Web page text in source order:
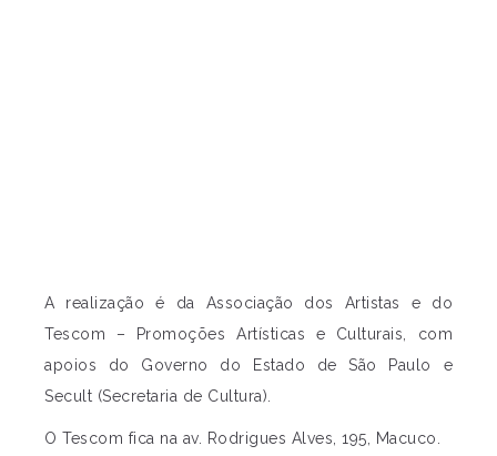
A realização é da Associação dos Artistas e do
Tescom – Promoções Artísticas e Culturais, com
apoios do Governo do Estado de São Paulo e
Secult (Secretaria de Cultura).
O Tescom fica na av. Rodrigues Alves, 195, Macuco.